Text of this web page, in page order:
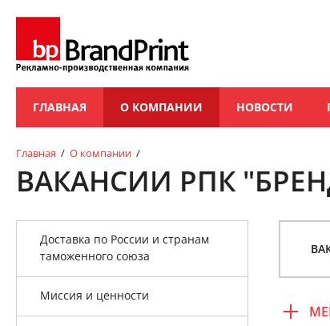
ГЛАВНАЯ О КОМПАНИИ НОВОСТИ
Главная / О компании /
ВАКАНСИИ РПК
Доставка по России и странам
таможенного союза
Миссия и ценности